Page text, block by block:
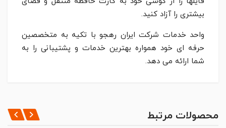
بیشتری را آزاد کنید.
واحد خدمات شرکت ایران رهجو با تکیه به متخصصین
حرفه ای خود همواره بهترین خدمات و پشتیبانی را به
شما ارائه می دهد.
MicroSD
ثبت نظر
محصولات مرتبط